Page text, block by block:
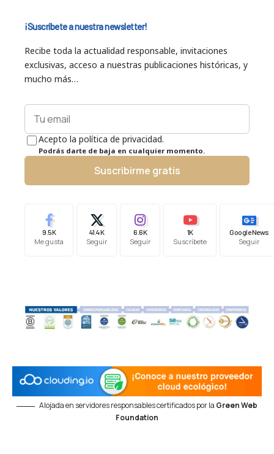
¡Suscríbete a nuestra newsletter!
Recibe toda la actualidad responsable, invitaciones
exclusivas, acceso a nuestras publicaciones históricas, y
mucho más…
Acepto la política de privacidad.
Podrás darte de baja en cualquier momento.
Suscribirme gratis
9.5K
Me gusta
41.4K
Seguir
6.6K
Seguir
1K
Suscríbete
Google News
Seguir
Alojada en servidores responsables certificados por la Green Web
Foundation